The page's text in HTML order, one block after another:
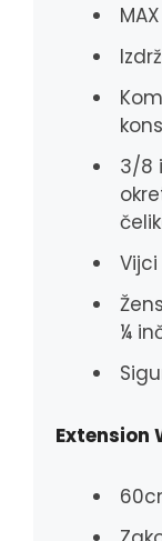
3/8
¼
Extension